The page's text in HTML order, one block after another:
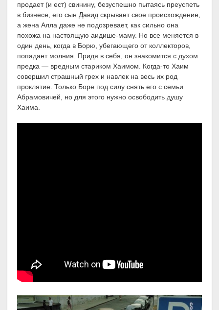
продает (и ест) свинину, безуспешно пытаясь преуспеть
в бизнесе, его сын Давид скрывает свое происхождение,
а жена Алла даже не подозревает, как сильно она
похожа на настоящую аидише-маму. Но все меняется в
один день, когда в Борю, убегающего от коллекторов,
попадает молния. Придя в себя, он знакомится с духом
предка — вредным стариком Хаимом. Когда-то Хаим
совершил страшный грех и навлек на весь их род
проклятие. Только Боре под силу снять его с семьи
Абрамовичей, но для этого нужно освободить душу
Хаима.